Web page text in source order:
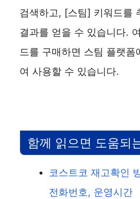
검색하고, [스팀] 키워드를
결과를 얻을 수 있습니다.
드를 구매하면 스팀 플랫폼
여 사용할 수 있습니다.
함께 읽으면 도움되
코스트코 재고확인
전화번호, 운영시간